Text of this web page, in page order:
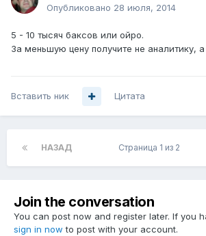
Опубликовано 28 июля, 2014
5 - 10 тысяч баксов или ойро.
За меньшую цену получите не аналитику, а
Вставить ник Цитата
НАЗАД Страница 1 из 2
Join the conversation
You can post now and register later. If you
sign in now to post with your account.